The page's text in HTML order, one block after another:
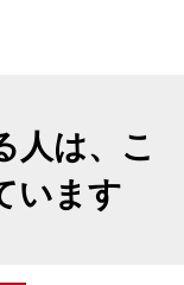
人は、こ
います